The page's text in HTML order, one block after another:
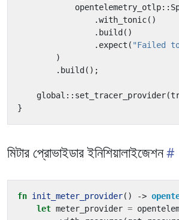
opentelemetry_otlp::
.with_tonic()
. build ()
. expect ( "Failed
)
. build ();
global :: set_tracer_provider(
}
মিটার প্রোভাইডার ইনিশিয়ালাইজেশন
fn init_meter_provider() ->
let meter_provider =